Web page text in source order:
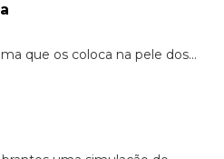
que os coloca na pele dos...